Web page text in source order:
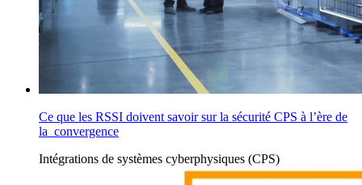
Ce que les RSSI doivent savoir sur la sécurité CPS à l’ère de
la convergence
Intégrations de systèmes cyberphysiques (CPS)